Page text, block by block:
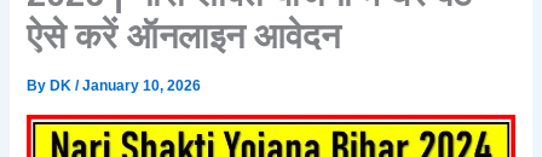
ऐसे करें ऑनलाइन आवेदन
By DK/January 10, 2026